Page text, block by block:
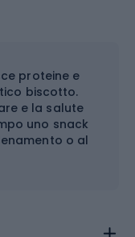
proteine e
biscotto.
e la salute
uno snack
o al